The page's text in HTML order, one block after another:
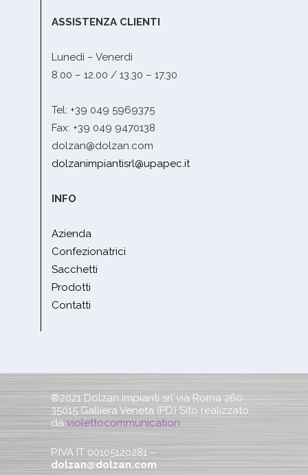
ASSISTENZA CLIENTI
Lunedì – Venerdì
8.00 – 12.00 / 13.30 – 17.30
Tel: +39 049 5969375
Fax: +39 049 9470138
dolzan@dolzan.com
dolzanimpiantisrl@upapec.it
INFO
Azienda
Confezionatrici
Sacchetti
Prodotti
Contatti
®2021 Dolzan Impianti srl via Roma 260
35015 Galliera Veneta (PD) Sito realizzato
da violettocommunication
P.IVA IT 00105120281 –
dolzan@dolzan.com